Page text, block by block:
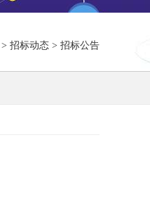
> 招标动态 > 招标公告